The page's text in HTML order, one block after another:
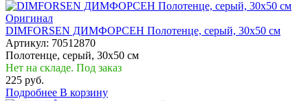
Оригинал
DIMFORSEN ДИМФОРСЕН Полотенце, серый, 30x50 см
Артикул: 70512870
Полотенце, серый, 30x50 см
Нет на складе. Под заказ
225 руб.
Подробнее В корзину